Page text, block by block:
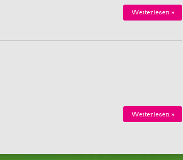
Weiterlesen »
Weiterlesen »